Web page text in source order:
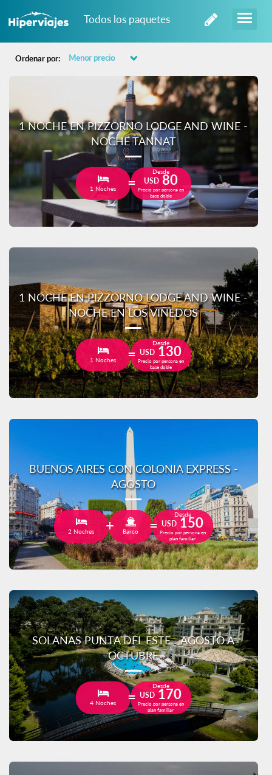
Todos los paquetes
Ordenar por:
1 NOCHE EN PIZZORNO LODGE AND WINE -
NOCHE TANNAT
1 Noches
Desde
USD80
Precio por persona en
base doble
1 NOCHE EN PIZZORNO LODGE AND WINE -
NOCHE EN LOS VIÑEDOS
1 Noches
Desde
USD 130
Precio por persona en
base doble
BUENOS AIRES CON COLONIA EXPRESS -
AGOSTO
2 Noches Barco
Desde
USD 150
Precio por persona en
plan familiar
SOLANAS PUNTA DEL ESTE - AGOSTO A
OCTUBRE
4 Noches
Desde
USD 170
Precio por persona en
plan familiar